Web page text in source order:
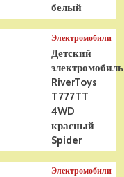
белый
Электромобили
Детский
электромобиль
RiverToys
T777TT
4WD
красный
Spider
Электромобили